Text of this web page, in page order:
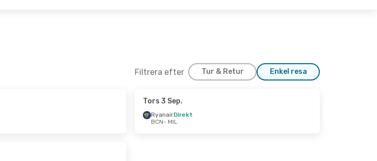
Filtrera efter Tur & Retur Enkel resa
Tors 3 Sep.
RyanairDirekt
BCN- MIL